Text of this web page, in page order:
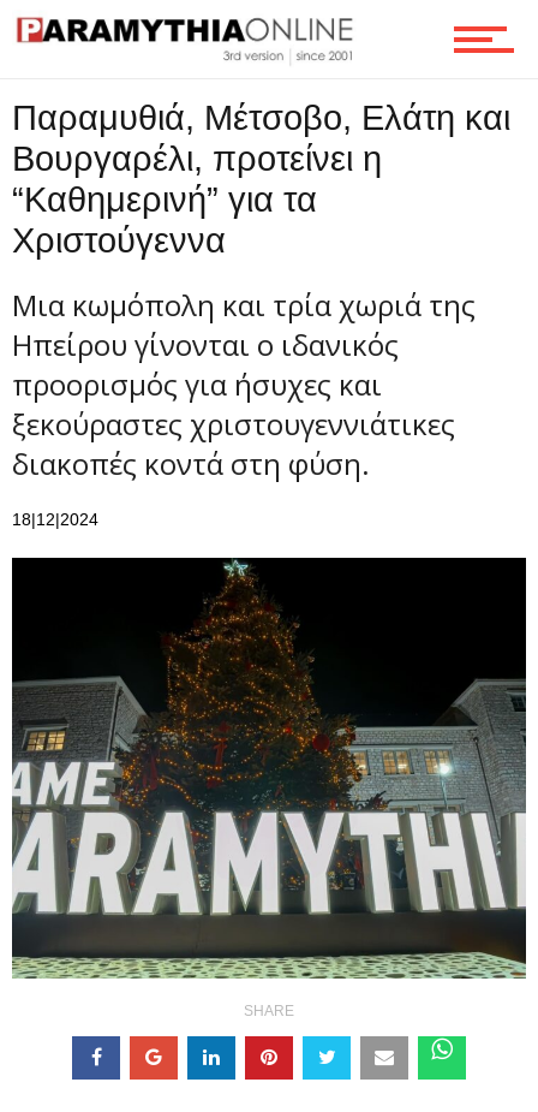
Παραμυθιά, Μέτσοβο, Ελάτη και
Βουργαρέλι, προτείνει η
“Καθημερινή” για τα
Χριστούγεννα
Μια κωμόπολη και τρία χωριά της
Ηπείρου γίνονται ο ιδανικός
προορισμός για ήσυχες και
ξεκούραστες χριστουγεννιάτικες
διακοπές κοντά στη φύση.
18|12|2024
SHARE